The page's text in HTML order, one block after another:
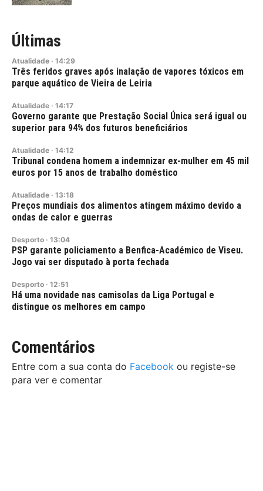
Últimas
Atualidade · 14:29
Três feridos graves após inalação de vapores tóxicos em
parque aquático de Vieira de Leiria
Atualidade · 14:17
Governo garante que Prestação Social Única será igual ou
superior para 94% dos futuros beneficiários
Atualidade · 14:12
Tribunal condena homem a indemnizar ex-mulher em 45 mil
euros por 15 anos de trabalho doméstico
Atualidade · 13:18
Preços mundiais dos alimentos atingem máximo devido a
ondas de calor e guerras
Desporto · 13:04
PSP garante policiamento a Benfica-Académico de Viseu.
Jogo vai ser disputado à porta fechada
Desporto · 12:51
Há uma novidade nas camisolas da Liga Portugal e
distingue os melhores em campo
Comentários
Entre com a sua conta do Facebook ou registe-se
para ver e comentar